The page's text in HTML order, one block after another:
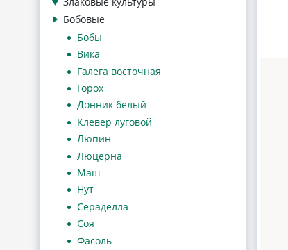
Бобовые
Бобы
Вика
Галега восточная
Горох
Донник белый
Клевер луговой
Люпин
Люцерна
Маш
Нут
Сераделла
Соя
Фасоль